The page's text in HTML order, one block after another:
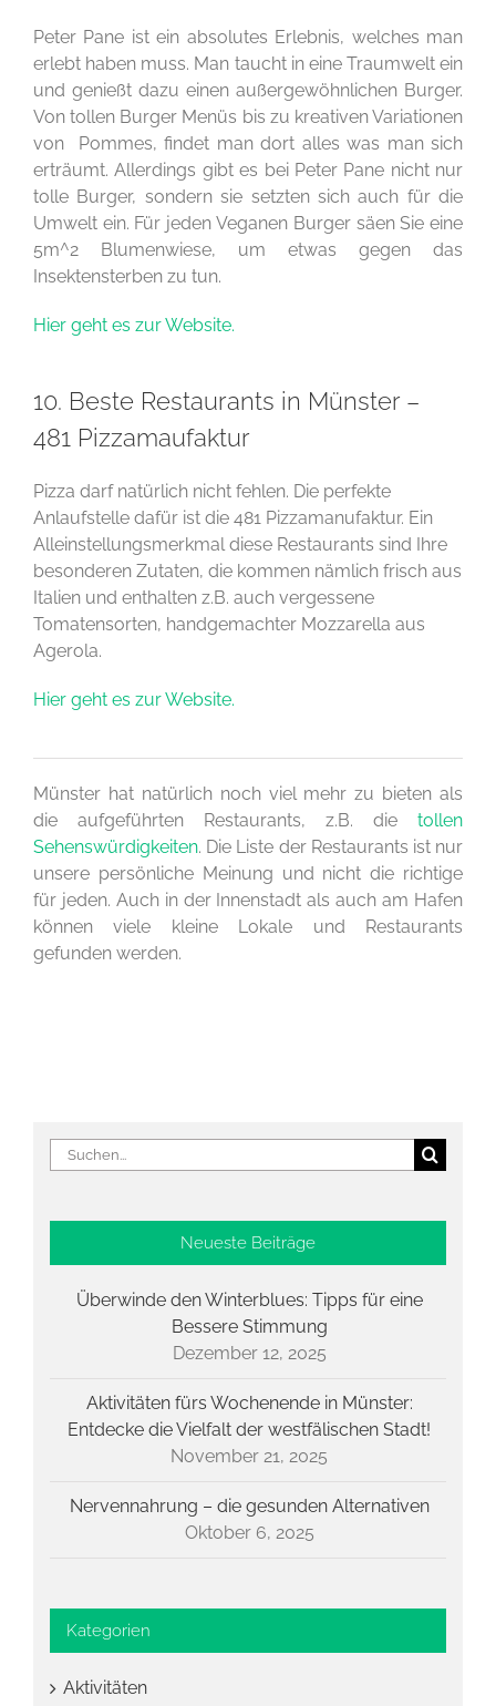
Peter Pane ist ein absolutes Erlebnis, welches man
erlebt haben muss. Man taucht in eine Traumwelt ein
und genießt dazu einen außergewöhnlichen Burger.
Von tollen Burger Menüs bis zu kreativen Variationen
von Pommes, findet man dort alles was man sich
erträumt. Allerdings gibt es bei Peter Pane nicht nur
tolle Burger, sondern sie setzten sich auch für die
Umwelt ein. Für jeden Veganen Burger säen Sie eine
5m^2 Blumenwiese, um etwas gegen das
Insektensterben zu tun.
Hier geht es zur Website.
10. Beste Restaurants in Münster –
481 Pizzamaufaktur
Pizza darf natürlich nicht fehlen. Die perfekte
Anlaufstelle dafür ist die 481 Pizzamanufaktur. Ein
Alleinstellungsmerkmal diese Restaurants sind Ihre
besonderen Zutaten, die kommen nämlich frisch aus
Italien und enthalten z.B. auch vergessene
Tomatensorten, handgemachter Mozzarella aus
Agerola.
Hier geht es zur Website.
Münster hat natürlich noch viel mehr zu bieten als
die aufgeführten Restaurants, z.B. dietollen
Sehenswürdigkeiten. Die Liste der Restaurants ist nur
unsere persönliche Meinung und nicht die richtige
für jeden. Auch in der Innenstadt als auch am Hafen
können viele kleine Lokale und Restaurants
gefunden werden.
Suche
nach:
Neueste Beiträge
Überwinde den Winterblues: Tipps für eine
Bessere Stimmung
Dezember 12, 2025
Aktivitäten fürs Wochenende in Münster:
Entdecke die Vielfalt der westfälischen Stadt!
November 21, 2025
Nervennahrung – die gesunden Alternativen
Oktober 6, 2025
Kategorien
Aktivitäten